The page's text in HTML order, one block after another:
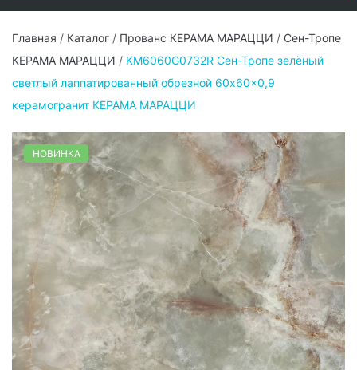
Главная / Каталог / Прованс КЕРАМА МАРАЦЦИ / Сен-Тропе
КЕРАМА МАРАЦЦИ / KM6060G0732R Сен-Тропе зелёный
светлый лаппатированный обрезной 60x60x0,9
керамогранит КЕРАМА МАРАЦЦИ
НОВИНКА